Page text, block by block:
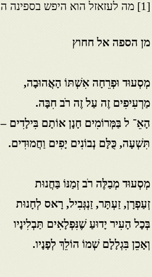
[1] מה לעזאזל הוא היפש בספינה ההיא?
מן הספה אל חחוץ
מְסְעוּד וּפְרֵחָה אִשְׁתּוֹ הָאֲהוּבָה,
מַרְעִיפִים זֶה עַל זֶה רֹב חִבָּה.
הָאֵ־ ל בַּמְּרוֹמִים חָנָן אוֹתָם בִּילָדִים –
תִּשְׁעָה, כֻּלָּם נְבוֹנִים יָפִים וַחֲמוּדִים.
מְסְעוּד מְבַלֶּה רֹב זְמַנּוֹ בַּחֲנוּת
זְעַפְרָן, זַעְתָּר, זַנְגְּבִיל, רָאס לְחָנוּת
בְּכָל הָעִיר יָדוּעַ שֶׁנִּפְלָאִים תַּבְלִינָיו
וְאָכֵן בִּגְלָלָם שְׁמוֹ הוֹלֵךְ לְפָנָיו.